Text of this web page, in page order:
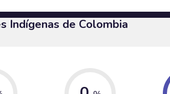
Indígenas de Colombia